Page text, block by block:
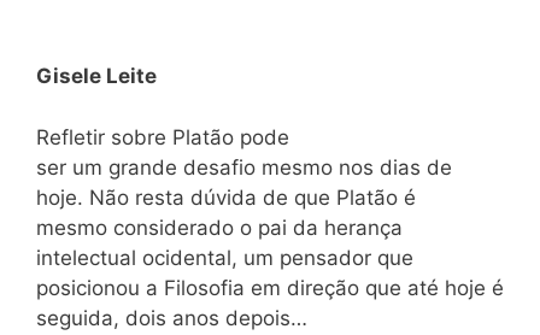
Gisele Leite
Refletir sobre Platão pode
ser um grande desafio mesmo nos dias de
hoje. Não resta dúvida de que Platão é
mesmo considerado o pai da herança
intelectual ocidental, um pensador que
posicionou a Filosofia em direção que até hoje é
seguida, dois anos depois…